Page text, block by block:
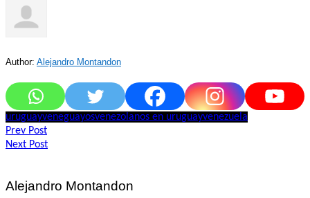
Author: Alejandro Montandon
uruguayveneguayosvenezolanos en uruguayvenezuela
Navegación
de
Prev Post
Next Post
Alejandro Montandon